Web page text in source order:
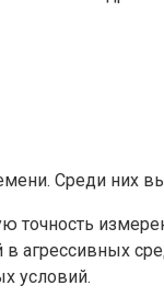
Среди них
точность
агрессивных
условий.